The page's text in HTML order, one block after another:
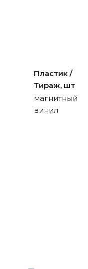
Пластик /
Тираж, шт
магнитный
винил